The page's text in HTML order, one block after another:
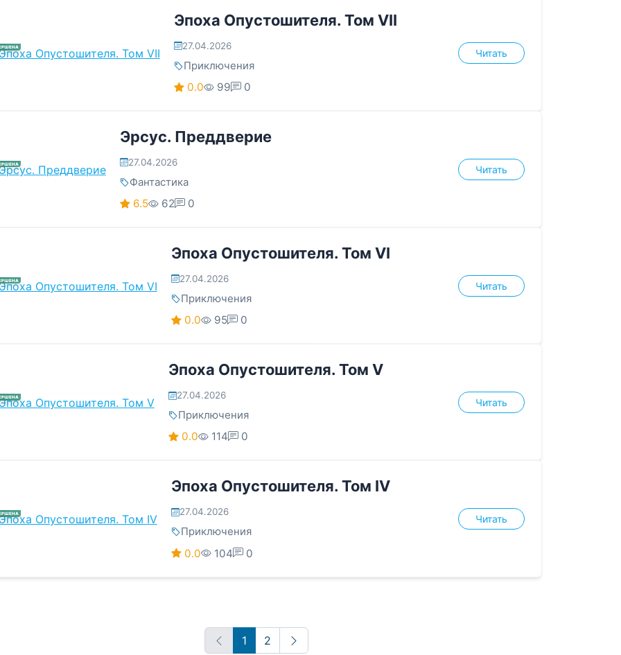
Эпоха Опустошителя. Том VII
27.04.2026
Приключения
0.0
99 0
Читать
Эрсус. Преддверие
27.04.2026
Фантастика
6.5
62 0
Читать
Эпоха Опустошителя. Том VI
27.04.2026
Приключения
0.0
95 0
Читать
Эпоха Опустошителя. Том V
27.04.2026
Приключения
0.0
114 0
Читать
Эпоха Опустошителя. Том IV
27.04.2026
Приключения
0.0
104 0
Читать
1 2
Вперёд